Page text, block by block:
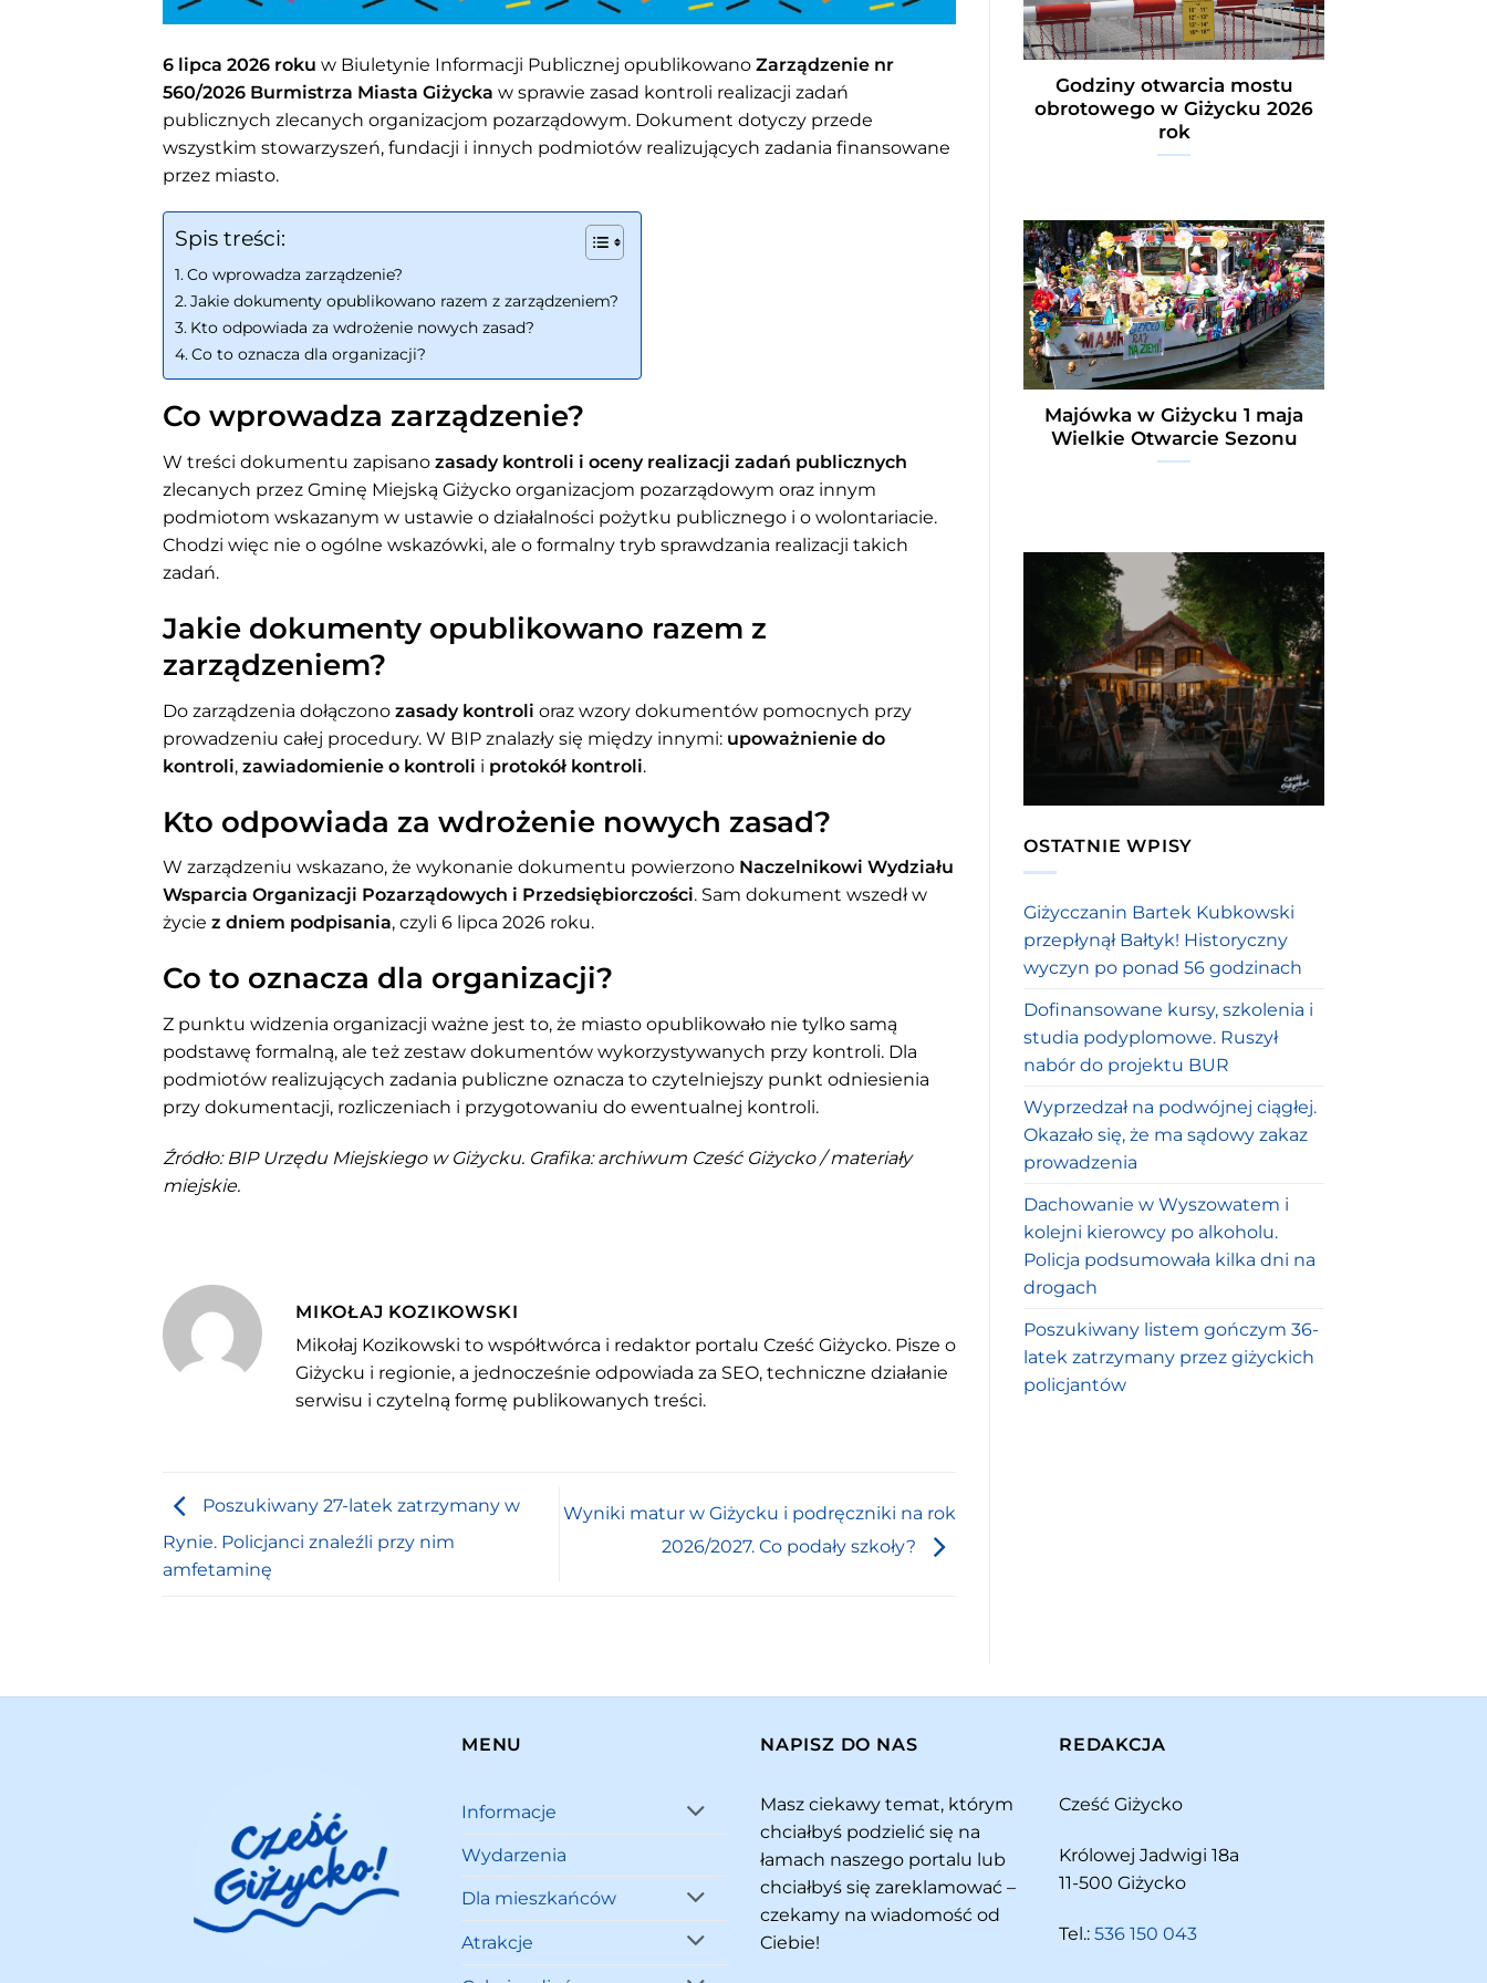
6 lipca 2026 roku w Biuletynie Informacji Publicznej opublikowano Zarządzenie nr
560/2026 Burmistrza Miasta Giżycka w sprawie zasad kontroli realizacji zadań
publicznych zlecanych organizacjom pozarządowym. Dokument dotyczy przede
wszystkim stowarzyszeń, fundacji i innych podmiotów realizujących zadania finansowane
przez miasto.
Spis treści:
Co wprowadza zarządzenie?
Jakie dokumenty opublikowano razem z zarządzeniem?
Kto odpowiada za wdrożenie nowych zasad?
Co to oznacza dla organizacji?
Co wprowadza zarządzenie?
W treści dokumentu zapisano zasady kontroli i oceny realizacji zadań publicznych
zlecanych przez Gminę Miejską Giżycko organizacjom pozarządowym oraz innym
podmiotom wskazanym w ustawie o działalności pożytku publicznego i o wolontariacie.
Chodzi więc nie o ogólne wskazówki, ale o formalny tryb sprawdzania realizacji takich
zadań.
Jakie dokumenty opublikowano razem z
zarządzeniem?
Do zarządzenia dołączono zasady kontroli oraz wzory dokumentów pomocnych przy
prowadzeniu całej procedury. W BIP znalazły się między innymi: upoważnienie do
kontroli, zawiadomienie o kontroli i protokół kontroli.
Kto odpowiada za wdrożenie nowych zasad?
W zarządzeniu wskazano, że wykonanie dokumentu powierzono Naczelnikowi Wydziału
Wsparcia Organizacji Pozarządowych i Przedsiębiorczości. Sam dokument wszedł w
życie z dniem podpisania, czyli 6 lipca 2026 roku.
Co to oznacza dla organizacji?
Z punktu widzenia organizacji ważne jest to, że miasto opublikowało nie tylko samą
podstawę formalną, ale też zestaw dokumentów wykorzystywanych przy kontroli. Dla
podmiotów realizujących zadania publiczne oznacza to czytelniejszy punkt odniesienia
przy dokumentacji, rozliczeniach i przygotowaniu do ewentualnej kontroli.
Źródło: BIP Urzędu Miejskiego w Giżycku. Grafika: archiwum Cześć Giżycko / materiały
miejskie.
MIKOŁAJ KOZIKOWSKI
Mikołaj Kozikowski to współtwórca i redaktor portalu Cześć Giżycko. Pisze o
Giżycku i regionie, a jednocześnie odpowiada za SEO, techniczne działanie
serwisu i czytelną formę publikowanych treści.
Poszukiwany 27-latek zatrzymany w
Rynie. Policjanci znaleźli przy nim
amfetaminę
Wyniki matur w Giżycku i podręczniki na rok
2026/2027. Co podały szkoły?
Godziny otwarcia mostu
obrotowego w Giżycku 2026
rok
Majówka w Giżycku 1 maja
Wielkie Otwarcie Sezonu
OSTATNIE WPISY
Giżycczanin Bartek Kubkowski
przepłynął Bałtyk! Historyczny
wyczyn po ponad 56 godzinach
Dofinansowane kursy, szkolenia i
studia podyplomowe. Ruszył
nabór do projektu BUR
Wyprzedzał na podwójnej ciągłej.
Okazało się, że ma sądowy zakaz
prowadzenia
Dachowanie w Wyszowatem i
kolejni kierowcy po alkoholu.
Policja podsumowała kilka dni na
drogach
Poszukiwany listem gończym 36-
latek zatrzymany przez giżyckich
policjantów
MENU
Informacje
Wydarzenia
Dla mieszkańców
Atrakcje
NAPISZ DO NAS
Masz ciekawy temat, którym
chciałbyś podzielić się na
łamach naszego portalu lub
chciałbyś się zareklamować –
czekamy na wiadomość od
Ciebie!
REDAKCJA
Cześć Giżycko
Królowej Jadwigi 18a
11-500 Giżycko
Tel.: 536 150 043